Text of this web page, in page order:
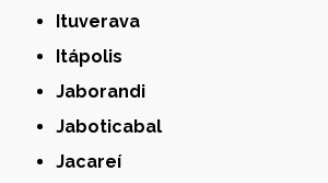
Ituverava
Itápolis
Jaborandi
Jaboticabal
Jacareí